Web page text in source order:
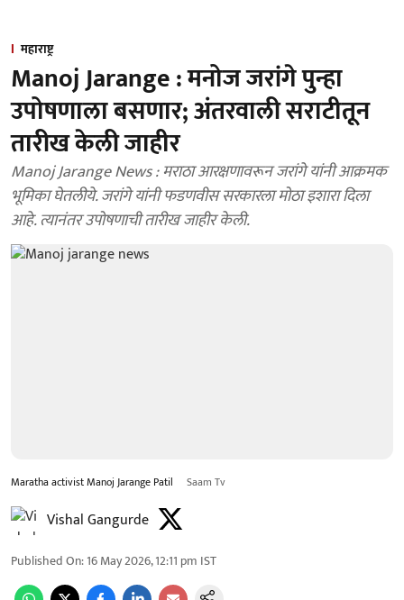
महाराष्ट्र
Manoj Jarange : मनोज जरांगे पुन्हा
उपोषणाला बसणार; अंतरवाली सराटीतून
तारीख केली जाहीर
Manoj Jarange News : मराठा आरक्षणावरून जरांगे यांनी आक्रमक
भूमिका घेतलीये. जरांगे यांनी फडणवीस सरकारला मोठा इशारा दिला
आहे. त्यानंतर उपोषणाची तारीख जाहीर केली.
Maratha activist Manoj Jarange Patil Saam Tv
Vishal Gangurde
Published On:16 May 2026, 12:11 pm IST